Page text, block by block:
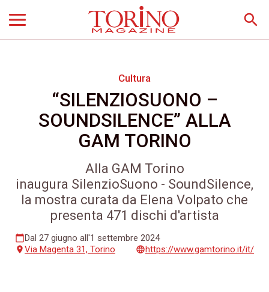
search
Cultura
“SILENZIOSUONO –
SOUNDSILENCE” ALLA
GAM TORINO
Alla GAM Torino
inaugura SilenzioSuono - SoundSilence,
la mostra curata da Elena Volpato che
presenta 471 dischi d'artista
calendar_todayDal 27 giugno all'1 settembre 2024
placeVia Magenta 31, Torino languagehttps://www.gamtorino.it/it/